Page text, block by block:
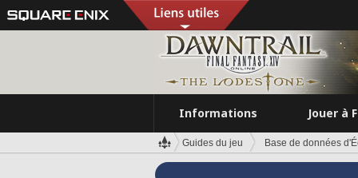
Informations Jouer à
Guides du jeu Base de données